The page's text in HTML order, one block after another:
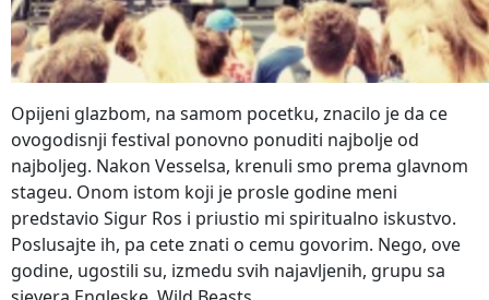
Opijeni glazbom, na samom pocetku, znacilo je da ce
ovogodisnji festival ponovno ponuditi najbolje od
najboljeg. Nakon Vesselsa, krenuli smo prema glavnom
stageu. Onom istom koji je prosle godine meni
predstavio Sigur Ros i priustio mi spiritualno iskustvo.
Poslusajte ih, pa cete znati o cemu govorim. Nego, ove
godine, ugostili su, izmedu svih najavljenih, grupu sa